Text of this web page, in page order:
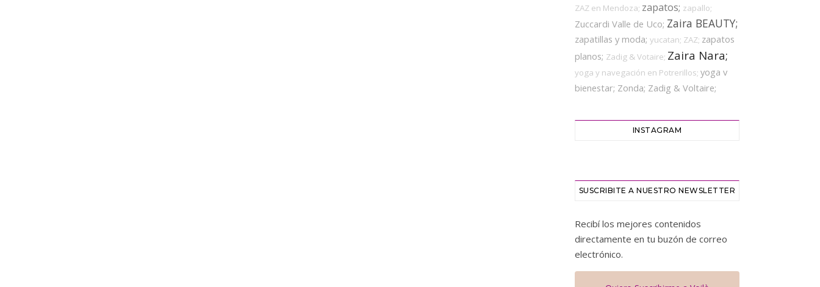
ZAZ en Mendoza; zapatos; zapallo;
Zuccardi Valle de Uco; Zaira BEAUTY;
zapatillas y moda; yucatan; ZAZ; zapatos
planos; Zadig & Votaire; Zaira Nara;
yoga y navegación en Potrerillos; yoga v
bienestar; Zonda; Zadig & Voltaire;
INSTAGRAM
SUSCRIBITE A NUESTRO NEWSLETTER
Recibí los mejores contenidos
directamente en tu buzón de correo
electrónico.